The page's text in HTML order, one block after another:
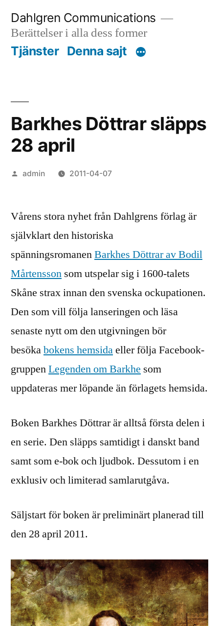
content
Dahlgren Communications
Berättelser i alla dess former
Tjänster Denna sajt
Barkhes Döttrar släpps
28 april
Posted
admin 2011-04-07
Vårens stora nyhet från Dahlgrens förlag är
självklart den historiska
spänningsromanenBarkhes Döttrar av Bodil
Mårtensson som utspelar sig i 1600-talets
Skåne strax innan den svenska ockupationen.
Den som vill följa lanseringen och läsa
senaste nytt om den utgivningen bör
besökabokens hemsidaeller följa Facebook-
gruppenLegenden om Barkhe som
uppdateras mer löpande än förlagets hemsida.
Boken Barkhes Döttrar är alltså första delen i
en serie. Den släpps samtidigt i danskt band
samt som e-bok och ljudbok. Dessutom i en
exklusiv och limiterad samlarutgåva.
Säljstart för boken är preliminärt planerad till
den 28 april 2011.